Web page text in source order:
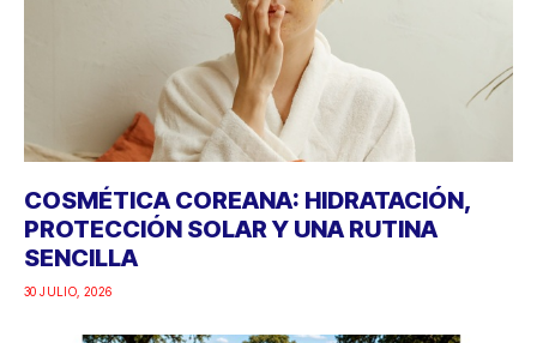
COSMÉTICA COREANA: HIDRATACIÓN,
PROTECCIÓN SOLAR Y UNA RUTINA
SENCILLA
30 JULIO, 2026